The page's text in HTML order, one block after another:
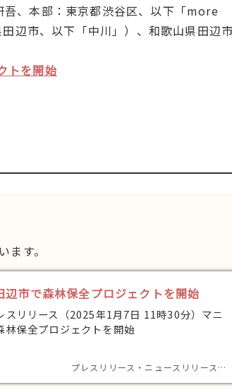
、本部：東京都渋谷区、以下「more
辺市、以下「中川」）、和歌山県田辺市
トを開始
す。
市で森林保全プロジェクトを開始
スリリース（2025年1月7日 11時30分）マニ
林保全プロジェクトを開始
プレスリリース・ニュースリリース…